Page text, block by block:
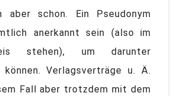
aber schon. Ein Pseudonym
anerkannt sein (also im
stehen), um darunter
Verlagsverträge u. Ä.
Fall aber trotzdem mit dem